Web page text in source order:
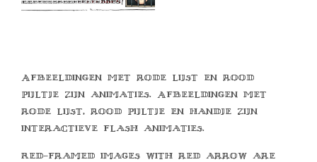
Afbeeldingen met rode lijst en rood
pijltje zijn animaties. Afbeeldingen met
rode lijst, rood pijltje en handje zijn
interactieve flash animaties.
Red-framed images with red arrow are